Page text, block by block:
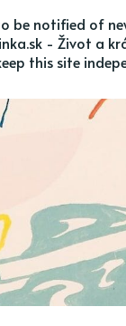
be notified of
- Život a
this site